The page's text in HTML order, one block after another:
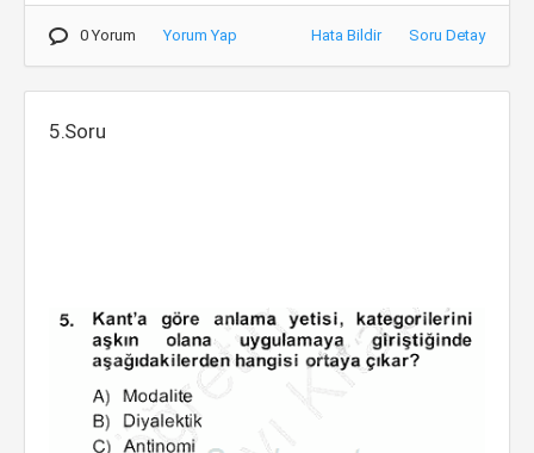
0 Yorum Yorum Yap Hata Bildir Soru Detay
5.Soru